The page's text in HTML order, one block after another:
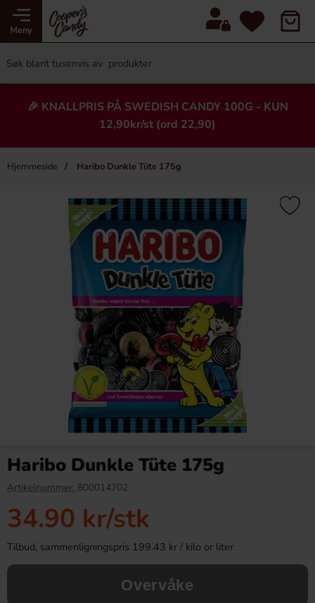
Meny
🎉 KNALLPRIS PÅ SWEDISH CANDY 100G - KUN
12,90kr/st (ord 22,90)
Hjemmeside Haribo Dunkle Tüte 175g
Heading
×
Köp
28.90 kr
Haribo Dunkle Tüte 175g
Artikelnummer: 800014702
34.90 kr/stk
Tilbud, sammenligningspris 199.43 kr / kilo or liter
Overvåke